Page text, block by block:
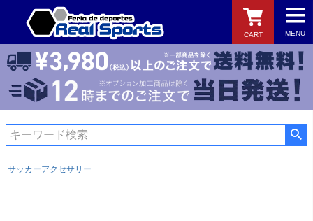
MENU
CART
検索
サッカーアクセサリー